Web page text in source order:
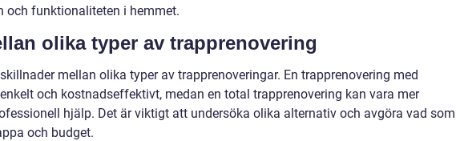
och funktionaliteten i hemmet.
olika typer av trapprenovering
mellan olika typer av trapprenoveringar. En trapprenovering med
och kostnadseffektivt, medan en total trapprenovering kan vara mer
hjälp. Det är viktigt att undersöka olika alternativ och avgöra vad som
och budget.